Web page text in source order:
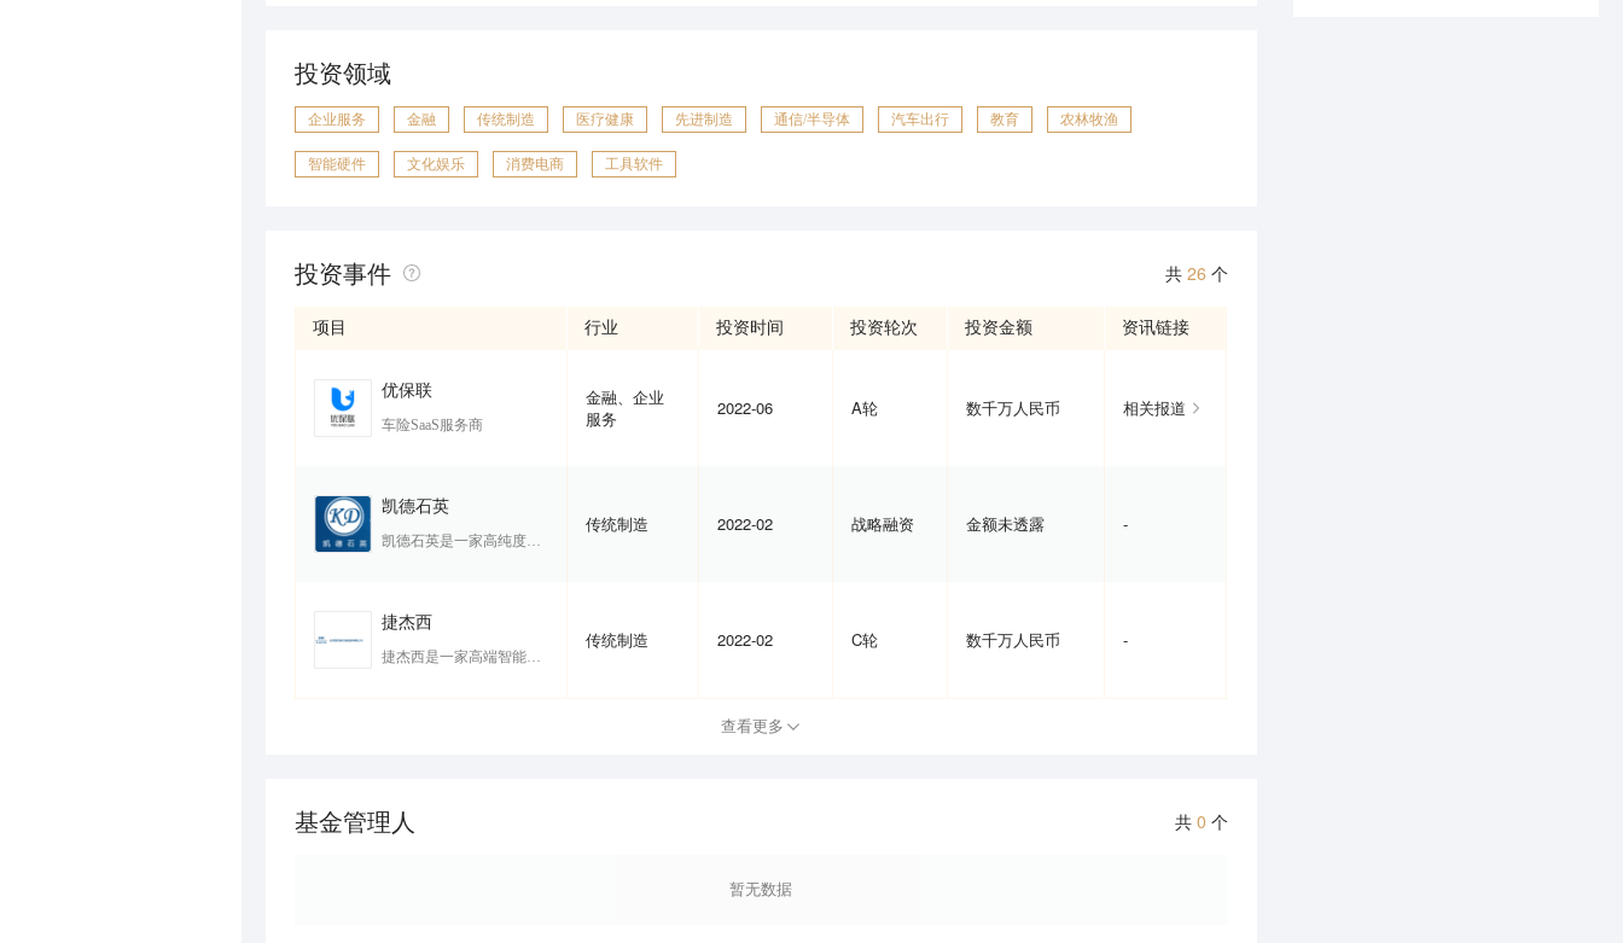
投资领域
企业服务 金融 传统制造 医疗健康 先进制造 通信/半导体 汽车出行 教育 农林牧渔
智能硬件 文化娱乐 消费电商 工具软件
投资事件 共 26 个
项目 行业 投资时间 投资轮次 投资金额 资讯链接
优保联
车险SaaS服务商
金融、企业
服务
2022-06 A轮 数千万人民币 相关报道
凯德石英
凯德石英是一家高纯度石英制品生产商，产品涵盖4-12英寸石英玻璃制品，涉及石英保温筒、石英笼舟、石英内外管、半导体立式钟罩等，应用于半导体芯片生产及太阳能等行业。
传统制造 2022-02 战略融资 金额未透露 -
捷杰西
捷杰西是一家高端智能化石油装备研发生产商，公司现有高端智能化石油装备研发和制造和高端石油技术服务两大块主营业务板块。
传统制造 2022-02 C轮 数千万人民币 -
查看更多
基金管理人 共 0 个
暂无数据